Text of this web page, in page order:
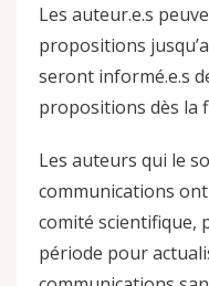
Les auteur.e.s
propositions
seront informé.e.s
propositions dès la
Les auteurs qui le
communications
comité scientifique,
période pour